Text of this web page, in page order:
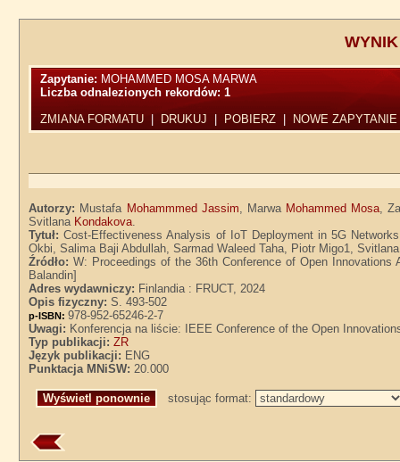
Zapytanie: MOHAMMED MOSA MARWA
Liczba odnalezionych rekordów:1
ZMIANA FORMATU
DRUKUJ POBIERZ NOWE ZAPYTANIE
Autorzy: Mustafa Mohammmed Jassim, Marwa Mohammed Mosa,
Svitlana Kondakova.
Tytuł:Cost-Effectiveness Analysis of IoT Deployment in 5G
Okbi, Salima Baji Abdullah, Sarmad Waleed Taha, Piotr Migo1,
Źródło:W: Proceedings of the 36th Conference of Open
Balandin]
Adres wydawniczy: Finlandia : FRUCT, 2024
Opis fizyczny:S. 493-502
p-ISBN:978-952-65246-2-7
Uwagi: Konferencja na liście: IEEE Conference of the Open
Typ publikacji:ZR
Język publikacji: ENG
Punktacja MNiSW:20.000
stosując format: